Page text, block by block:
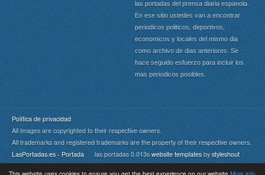
las portadas del prensa diaria espanola.
En ese sitio ustedes van a encontrar
periodicos politicos, deportivos,
economicos y locales del mismo dia
como archivo de dias anteriores. Se
hace seguido esfuerzo para incluir los
mas periodicos posibles.
Política de privacidad
All images are copyrighted to their respective owners.
All trademarks and registered trademarks are the property of their respective owners.
LasPortadas.es - Portada las portadas 0.013s website templatesby styleshout